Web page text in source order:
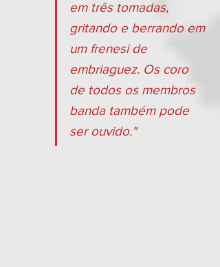
em três tomadas,
gritando e berrando em
um frenesi de
embriaguez. Os coro
de todos os membros
banda também pode
ser ouvido."